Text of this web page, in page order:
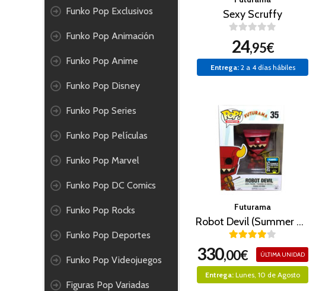
Funko Pop Exclusivos
Funko Pop Animación
Funko Pop Anime
Funko Pop Disney
Funko Pop Series
Funko Pop Películas
Funko Pop Marvel
Funko Pop DC Comics
Funko Pop Rocks
Funko Pop Deportes
Funko Pop Videojuegos
Figuras Pop Variadas
Sexy Scruffy
24,95€
Entrega:2 a 4 días hábiles
Futurama
Robot Devil (Summer Convention 2015)
330,00€ ÚLTIMA UNIDAD
Entrega: Lunes, 10 de Agosto